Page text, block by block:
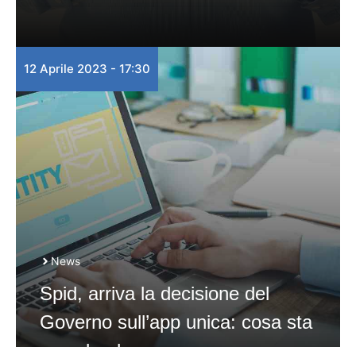
12 Aprile 2023 - 17:30
News
Spid, arriva la decisione del
Governo sull’app unica: cosa sta